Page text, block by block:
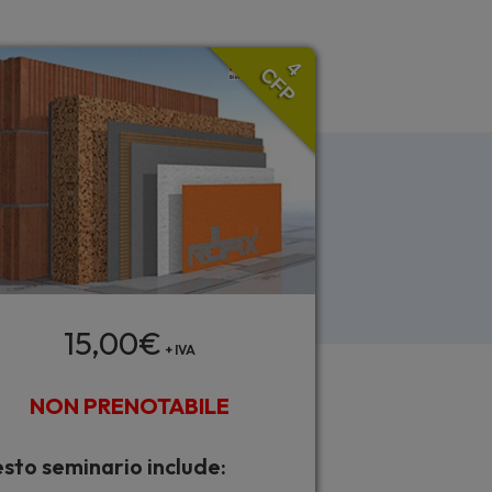
4
CFP
15,00€ + IVA
NON PRENOTABILE
seminario include: